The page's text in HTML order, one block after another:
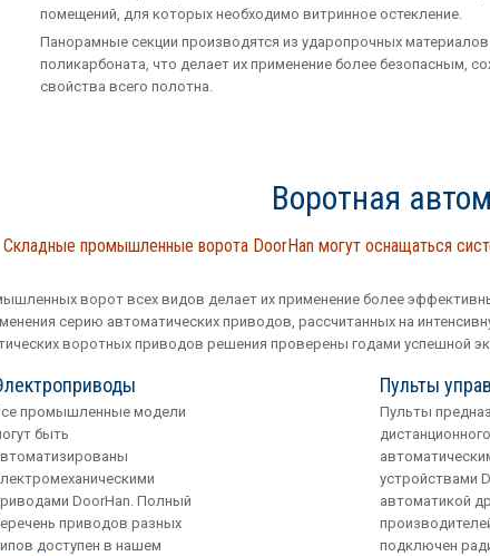
помещений, для которых необходимо витринное остекление.
Панорамные секции производятся из ударопрочных
поликарбоната, что делает их применение более безопасным,
свойства всего полотна.
Воротная
Складные промышленные ворота DoorHan могут оснащаться
ворот всех видов делает их применение более
серию автоматических приводов, рассчитанных на
воротных приводов решения проверены годами успешной
промышленные модели
быть
DoorHan. Полный
приводов разных
доступен в нашем
Пульты
Пульты
устройствами
автоматикой
подключен